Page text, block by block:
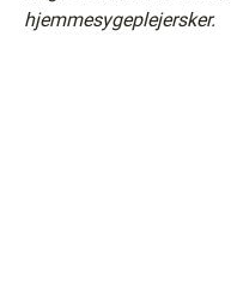
hjemmesygeplejersker.